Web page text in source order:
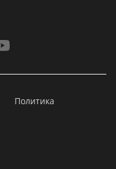
Политика